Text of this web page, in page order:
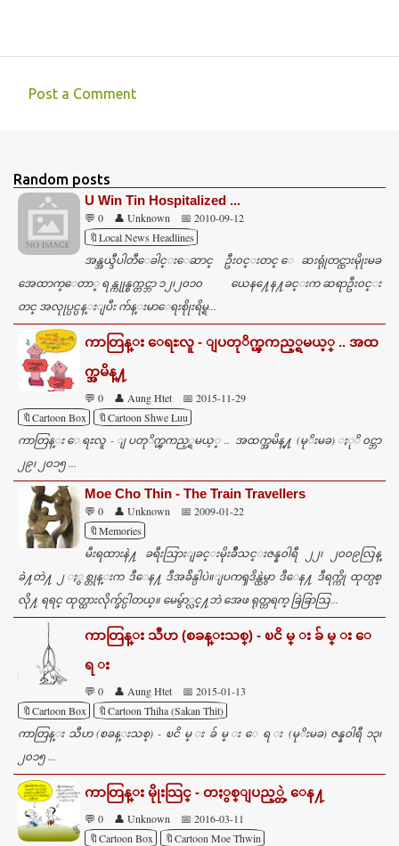
m
e
n
s
Post a Comment
Random posts
U Win Tin Hospitalized ...
💬 0 👤 Unknown
📅 2010-09-12
🔖Local News Headlines
အန္အယ္ဒီပါတီေခါင္းေဆာင္ ဦး၀င္းတင္ ေဆးရုုံတင္ထားမိုုးမခ
အေထာက္ေတာ္ ရန္ကုုန္စက္တင္ဘာ ၁၂၊၂၀၁၀ ယေန႔ေန႔ခင္းက ဆရာဦး၀င္း
တင္ အလုုပ္ပင္ပန္းျပီး က်န္းမာေရးစိုုးရိမ္ရ...
ကာတြန္း ေရႊလူ - ျပတုိက္ၾကည့္ရမယ့္ .. အထ
က္အမိန္႔
💬 0 👤 Aung Htet
📅 2015-11-29
🔖Cartoon Box
🔖Cartoon Shwe Luu
ကာတြန္း ေရႊလူ - ျပတုိက္ၾကည့္ရမယ့္ .. အထက္အမိန္႔ (မုိးမခ) ႏုိ၀င္ဘာ
၂၉၊ ၂၀၁၅ ...
Moe Cho Thin - The Train Travellers
💬 0 👤 Unknown
📅 2009-01-22
🔖Memories
မီးရထားနဲ႔ ခရီးသြားျခင္းမိုးခ်ဳိသင္းဇန္န၀ါရီ ၂၂၊ ၂၀၀၉လြန္
ခဲ႔တဲ႔ ၂ ႏွစ္တုန္းက ဒီေန႔ ဒီအခ်ိန္ပါပဲ။ျပကၡဒိန္ထဲမွာ ဒီေန႔ ဒီရက္ကို ထုတ္ပစ္
လို႔ ရရင္ ထုတ္ထားလိုက္ခ်င္ပါတယ္။ မေမွ်ာ္လင္႔ဘဲ အေဖ ရုတ္တရက္ ခြဲခြာသြ...
ကာတြန္း သီဟ (စခန္းသစ္) - ၿငိ မ္ း ခ် မ္ း ေ
ရ း
💬 0 👤 Aung Htet
📅 2015-01-13
🔖Cartoon Box
🔖Cartoon Thiha (Sakan Thit)
ကာတြန္း သီဟ (စခန္းသစ္) - ၿငိ မ္ း ခ် မ္ း ေ ရ း (မုိးမခ) ဇန္န၀ါရီ ၁၃၊
၂၀၁၅ ...
ကာတြန္း မိုုးသြင္ - တႏွစ္ျပည့္တဲ့ ေန႔
💬 0 👤 Unknown
📅 2016-03-11
🔖Cartoon Box
🔖Cartoon Moe Thwin